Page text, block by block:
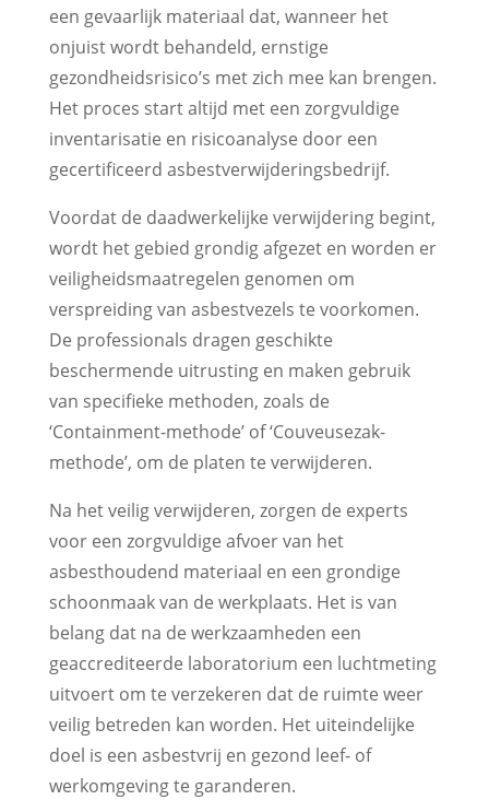
een gevaarlijk materiaal dat, wanneer het
onjuist wordt behandeld, ernstige
gezondheidsrisico’s met zich mee kan brengen.
Het proces start altijd met een zorgvuldige
inventarisatie en risicoanalyse door een
gecertificeerd asbestverwijderingsbedrijf.
Voordat de daadwerkelijke verwijdering begint,
wordt het gebied grondig afgezet en worden er
veiligheidsmaatregelen genomen om
verspreiding van asbestvezels te voorkomen.
De professionals dragen geschikte
beschermende uitrusting en maken gebruik
van specifieke methoden, zoals de
‘Containment-methode’ of ‘Couveusezak-
methode’, om de platen te verwijderen.
Na het veilig verwijderen, zorgen de experts
voor een zorgvuldige afvoer van het
asbesthoudend materiaal en een grondige
schoonmaak van de werkplaats. Het is van
belang dat na de werkzaamheden een
geaccrediteerde laboratorium een luchtmeting
uitvoert om te verzekeren dat de ruimte weer
veilig betreden kan worden. Het uiteindelijke
doel is een asbestvrij en gezond leef- of
werkomgeving te garanderen.